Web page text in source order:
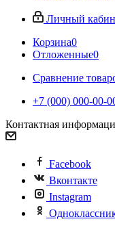
Личный
Корзина0
Отложенные0
Сравнение
+7 (000) 000-00-
Контактная
Facebook
Вконтакте
Instagram